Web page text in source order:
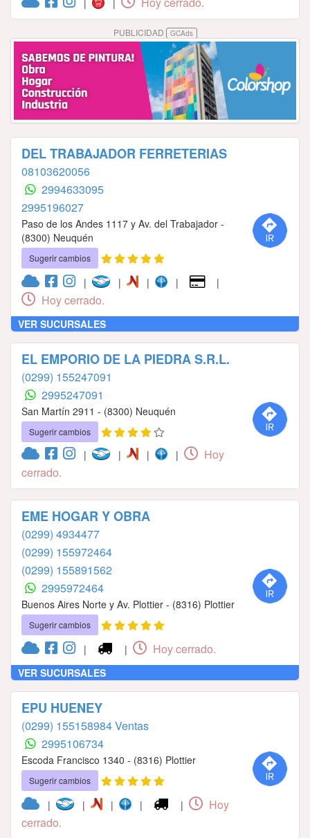
| |
PUBLICIDAD GCAds
DEL TRABAJADOR FERRETERIAS
08103620056
2994633095
2995196027
Paso de los Andes 1117 y Av. del Trabajador -
(8300) Neuquén
Sugerir cambios
| | | | |
Hoy cerrado.
VER SUCURSALES
EL EMPORIO DE LA PIEDRA S.R.L.
(0299) 155247091
2995247091
San Martín 2911 - (8300) Neuquén
Sugerir cambios
| | | |
Hoy
cerrado.
EME HOGAR Y OBRA
(0299) 4934477
(0299) 155972464
(0299) 155891562
2995972464
Buenos Aires Norte y Av. Plottier - (8316) Plottier
Sugerir cambios
| | Hoy cerrado.
VER SUCURSALES
EPU HUENEY
(0299) 155158984 Ventas
2995106734
Escoda Francisco 1340 - (8316) Plottier
Sugerir cambios
| | | | |
Hoy
cerrado.